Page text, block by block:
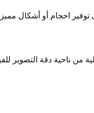
توفير احجام أو أشكال
ناحية دقة التصوير